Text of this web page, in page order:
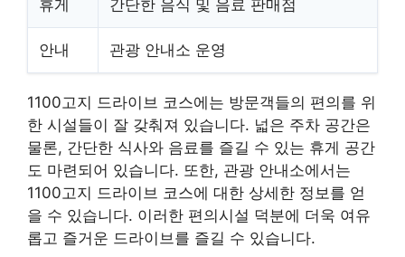
휴게 간단한 음식 및 음료 판매점
안내 관광 안내소 운영
1100고지 드라이브 코스에는 방문객들의 편의를 위
한 시설들이 잘 갖춰져 있습니다. 넓은 주차 공간은
물론, 간단한 식사와 음료를 즐길 수 있는 휴게 공간
도 마련되어 있습니다. 또한, 관광 안내소에서는
1100고지 드라이브 코스에 대한 상세한 정보를 얻
을 수 있습니다. 이러한 편의시설 덕분에 더욱 여유
롭고 즐거운 드라이브를 즐길 수 있습니다.